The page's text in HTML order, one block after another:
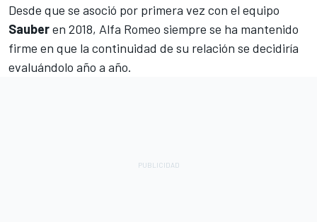
Desde que se asoció por primera vez con el equipo
Sauberen 2018, Alfa Romeo siempre se ha mantenido
firme en que la continuidad de su relación se decidiría
evaluándolo año a año.